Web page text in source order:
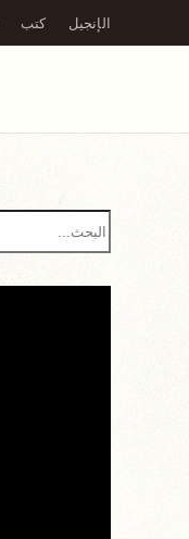
Skip to main content
الإنجيل كتب